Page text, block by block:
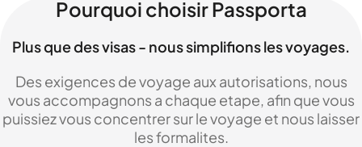
Pourquoi choisir Passporta
Plus que des visas - nous simplifions les voyages.
Des exigences de voyage aux autorisations, nous
vous accompagnons a chaque etape, afin que vous
puissiez vous concentrer sur le voyage et nous laisser
les formalites.